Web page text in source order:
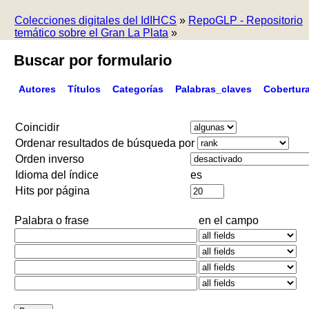
Colecciones digitales del IdIHCS » RepoGLP - Repositorio
temático sobre el Gran La Plata »
Buscar por formulario
Autores Títulos Categorías Palabras_claves
Coincidir
Ordenar resultados de búsqueda por
Orden inverso
Idioma del índice
es
Hits por página
Palabra o frase en el campo